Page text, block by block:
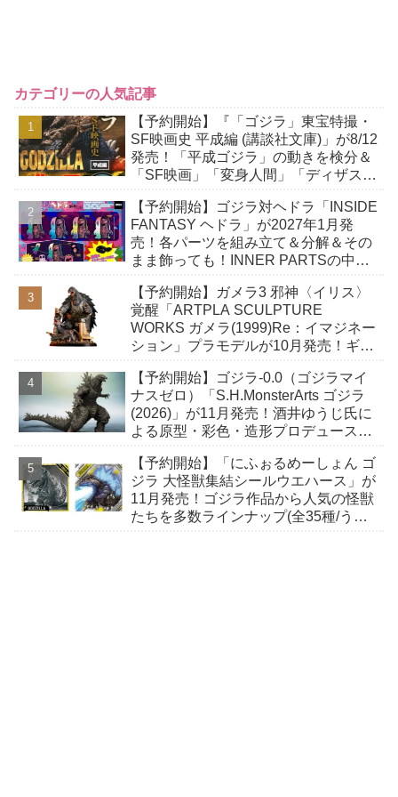
カテゴリーの人気記事
【予約開始】『「ゴジラ」東宝特撮・
SF映画史 平成編 (講談社文庫)」が8/12
発売！「平成ゴジラ」の動きを検分＆
「SF映画」「変身人間」「ディザスタ
【予約開始】ゴジラ対ヘドラ「INSIDE
FANTASY ヘドラ」が2027年1月発
売！各パーツを組み立て＆分解＆その
まま飾っても！INNER PARTSの中に
【予約開始】ガメラ3 邪神〈イリス〉
覚醒「ARTPLA SCULPTURE
WORKS ガメラ(1999)Re：イマジネー
ション」プラモデルが10月発売！ギャ
緊迫の瞬間！
【予約開始】ゴジラ-0.0（ゴジラマイ
ナスゼロ）「S.H.MonsterArts ゴジラ
(2026)」が11月発売！酒井ゆうじ氏に
よる原型・彩色・造形プロデュースに
【予約開始】「にふぉるめーしょん ゴ
ジラ 大怪獣集結シールウエハース」が
11月発売！ゴジラ作品から人気の怪獣
たちを多数ラインナップ(全35種/うち